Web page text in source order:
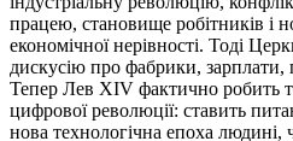
працею, становище робітників і
економічної нерівності. Тоді
дискусію про фабрики, зарплати,
Тепер Лев XIV фактично робить
цифрової революції: ставить
нова технологічна епоха людині,